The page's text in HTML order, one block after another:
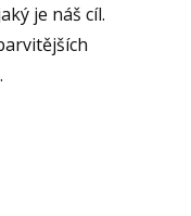
je náš cíl.